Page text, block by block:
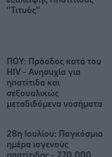
''Τιτυός''
ΠΟΥ: Πρόοδος κατά του
HIV - Ανησυχία για
ηπατίτιδα και
σεξουαλικώς
μεταδιδόμενα νοσήματα
28η Ιουλίου: Παγκόσμια
ημέρα ιογενούς